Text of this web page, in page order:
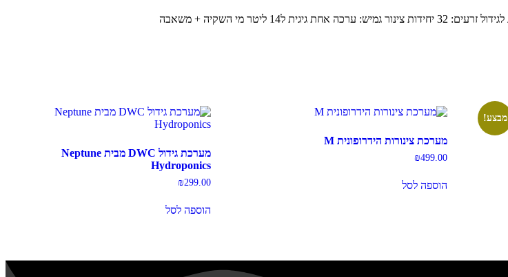
מבצע!
מערכת צינורות הידרופונית M
₪499.00
הוספה לסל
מערכת גידול DWC מבית Neptune
Hydroponics
₪299.00
הוספה לסל